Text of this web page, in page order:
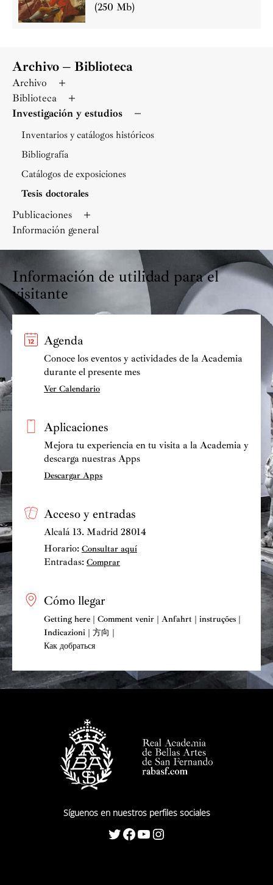
Archivo – Biblioteca
Archivo
Biblioteca
Investigación y estudios
Inventarios y catálogos históricos
Bibliografía
Catálogos de exposiciones
Tesis doctorales
Publicaciones
Información general
(250 Mb)
Información de utilidad para el
visitante
Agenda
Conoce los eventos y actividades de la Academia
durante el presente mes
Ver Calendario
Aplicaciones
Mejora tu experiencia en tu visita a la Academia y
descarga nuestras Apps
Descargar Apps
Acceso y entradas
Alcalá 13. Madrid 28014
Horario: Consultar aquí
Entradas: Comprar
Cómo llegar
Getting here | Comment venir | Anfahrt | instruções |
Indicazioni | 方向 |
Как добраться
Síguenos en nuestros perfiles sociales
Twitter Facebook YouTube Instagram